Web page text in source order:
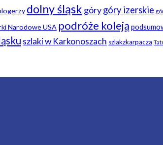
dolny śląsk górygóry izerskie
Narodowe USA podróże koleją
szlaki w Karkonoszach szlakzkarpacza